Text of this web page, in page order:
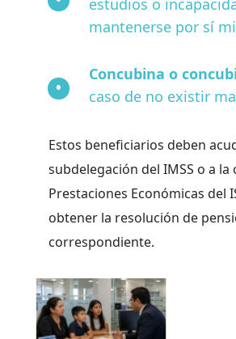
estudios o
mantenerse por sí
Concubina o
caso de no existir
Estos beneficiarios deben
subdelegación del IMSS o a la
Prestaciones Económicas del
obtener la resolución de
correspondiente.